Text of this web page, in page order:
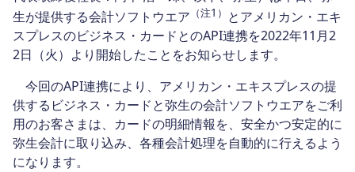
生が提供する会計ソフトウエア （注1） とアメリカン・エキ
スプレスのビジネス・カードとのAPI連携を2022年11月2
2日（火）より開始したことをお知らせします。
今回のAPI連携により、アメリカン・エキスプレスの提
供するビジネス・カードと弥生の会計ソフトウエアをご利
用のお客さまは、カードの明細情報を、安全かつ安定的に
弥生会計に取り込み、各種会計処理を自動的に行えるよう
になります。